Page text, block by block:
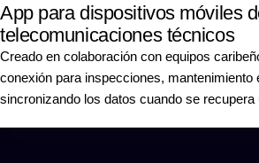
App para dispositivos móviles
telecomunicaciones técnicos
Creado en colaboración con equipos
conexión para inspecciones, mantenimiento
sincronizando los datos cuando se recupera